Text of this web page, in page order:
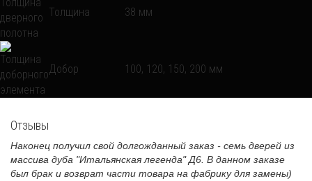
Толщина 38 мм
Добор 100, 120, 150, 200 мм
Отзывы
Наконец получил свой долгожданный заказ - семь дверей из
массива дуба "Итальянская легенда" Д6. В данном заказе
был брак и возврат части товара на фабрику для замены)